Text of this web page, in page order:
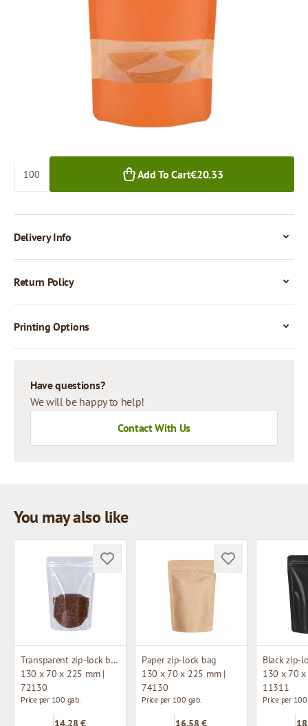
Price per 100 pieces
€18.63
1,000+ pcs.
Quantity
Add To Cart€20.33
Delivery Info
Return Policy
Printing Options
Have questions?
We will be happy to help!
Contact With Us
You may also like
Transparent zip-lock bag
130 x 70 x 225 mm |
72130
Price per 100 gab.
Paper zip-lock bag
130 x 70 x 225 mm |
74130
Price per 100 gab.
Black zip-
130 x 70
11311
Price per